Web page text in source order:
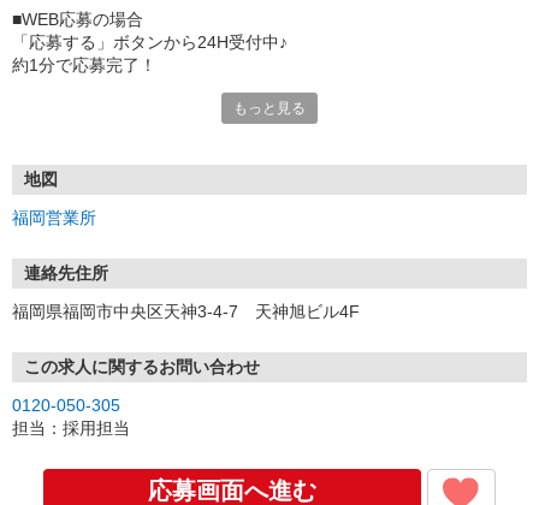
■WEB応募の場合
「応募する」ボタンから24H受付中♪
約1分で応募完了！
①応募から3営業日を目安に、メールorお電話でご連絡します。
★スマホでWEB面接（LINEなど）・出張面接・事務所面接と選べま
す
③面接実施（履歴書不要）
※ご希望があれば、職場見学の調整もOKです！
お気軽にご応募ください♪
もっと見る
地図
福岡営業所
連絡先住所
福岡県福岡市中央区天神3-4-7 天神旭ビル4F
この求人に関するお問い合わせ
0120-050-305
担当：採用担当
応募画面へ進む